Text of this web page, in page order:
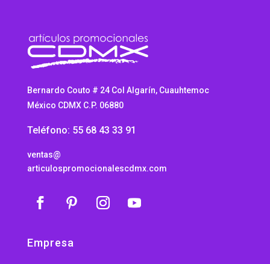
Bernardo Couto # 24 Col Algarín, Cuauhtemoc
México CDMX C.P. 06880
Teléfono: 55 68 43 33 91
ventas@
articulospromocionalescdmx.com
Empresa